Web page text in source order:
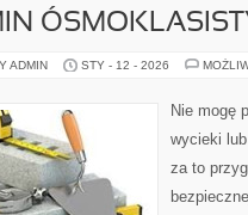
ADMIN STY - 12 - 2026
Nie mogę
wycieki
za to